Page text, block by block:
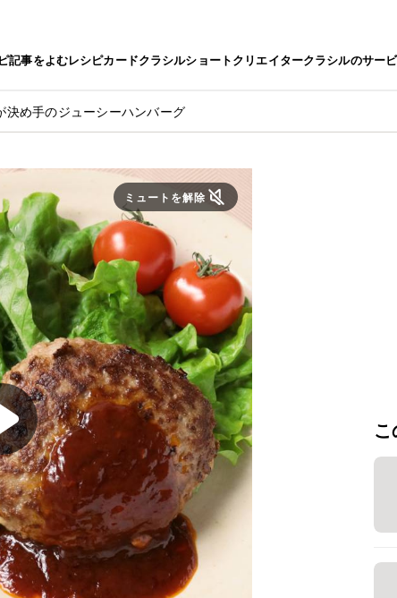
記事をよむレシピカードクラシルショートクリエイタークラシルのサー
決め手のジューシーハンバーグ
ミュートを解除